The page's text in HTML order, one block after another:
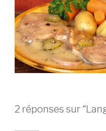
2 réponses sur